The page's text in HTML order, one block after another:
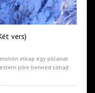
vers)
elkap egy pillanat
pőre benned sóhajt